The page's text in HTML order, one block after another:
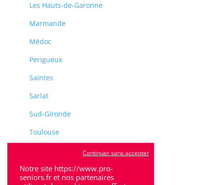
Les Hauts-de-Garonne
Marmande
Médoc
Perigueux
Saintes
Sarlat
Sud-Gironde
Toulouse
Villeneuve-Sur-Lot
Notre site https://www.pro-
seniors.fr et nos partenaires
Continuer sans accepter